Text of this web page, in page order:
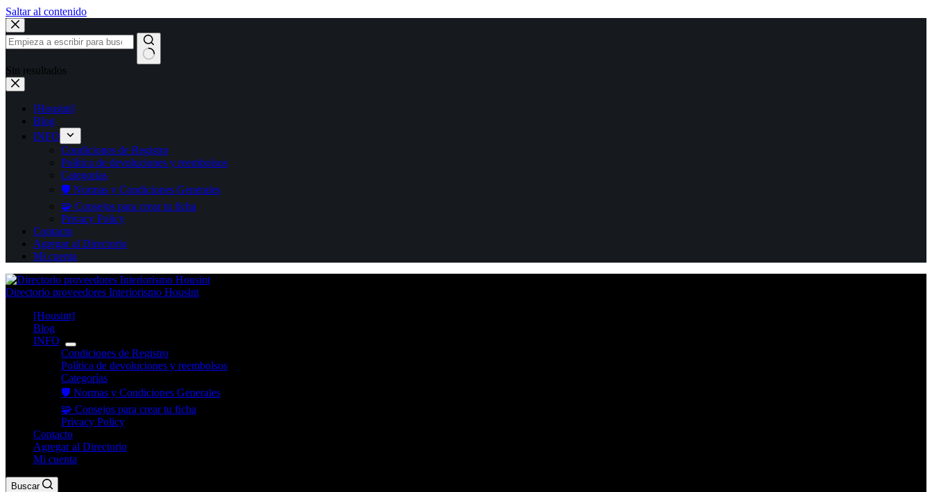
Saltar al contenido
Sin resultados
[Housint]
Blog
INFO
Condiciones de Registro
Política de devoluciones y reembolsos
Categorías
🛡️ Normas y Condiciones Generales
🧩 Consejos para crear tu ficha
Privacy Policy
Contacto
Agregar al Directorio
Mi cuenta
Directorio proveedores Interiorismo Housint
[Housint]
Blog
INFO
Condiciones de Registro
Política de devoluciones y reembolsos
Categorías
🛡️ Normas y Condiciones Generales
🧩 Consejos para crear tu ficha
Privacy Policy
Contacto
Agregar al Directorio
Mi cuenta
Buscar